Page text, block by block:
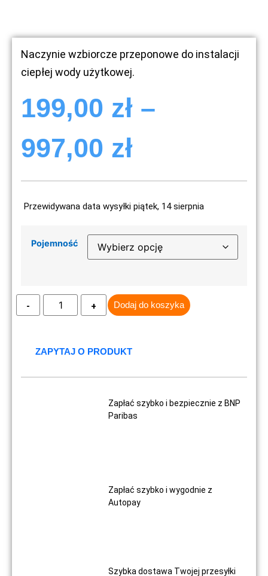
Naczynie wzbiorcze przeponowe do instalacji
ciepłej wody użytkowej.
199,00 zł –
997,00 zł
Przewidywana data wysyłki piątek, 14 sierpnia
Pojemność
Dodaj do koszyka
ZAPYTAJ O PRODUKT
Zapłać szybko i bezpiecznie z BNP
Paribas
Zapłać szybko i wygodnie z
Autopay
Szybka dostawa Twojej przesyłki